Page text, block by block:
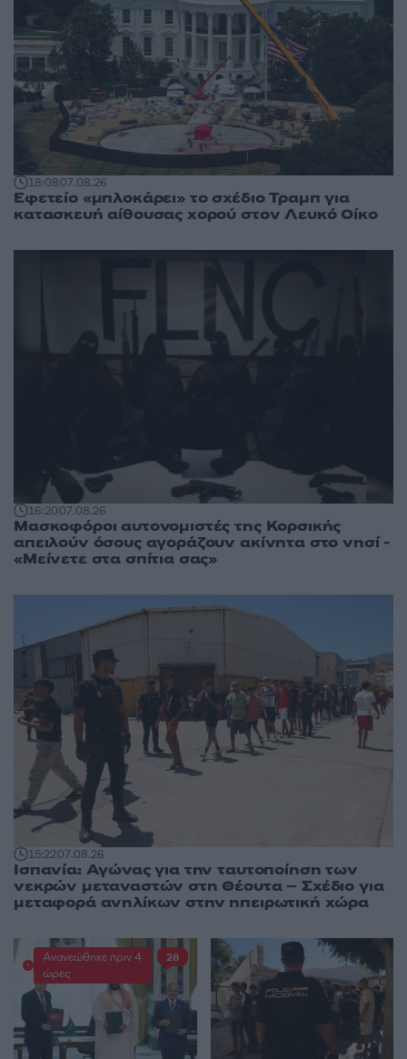
18:0807.08.26
Εφετείο «μπλοκάρει» το σχέδιο Τραμπ για
κατασκευή αίθουσας χορού στον Λευκό Οίκο
16:2007.08.26
Μασκοφόροι αυτονομιστές της Κορσικής
απειλούν όσους αγοράζουν ακίνητα στο νησί -
«Μείνετε στα σπίτια σας»
15:2207.08.26
Ισπανία: Αγώνας για την ταυτοποίηση των
νεκρών μεταναστών στη Θέουτα – Σχέδιο για
μεταφορά ανηλίκων στην ηπειρωτική χώρα
Ανανεώθηκε πριν 4
ώρες
28